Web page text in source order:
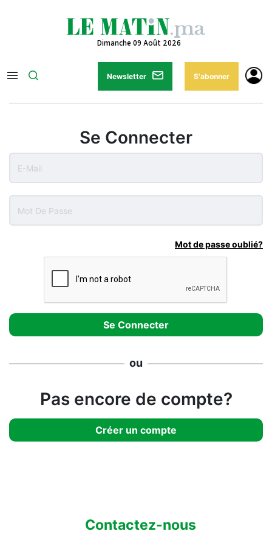
Dimanche 09 Août 2026
Newsletter S'abonner
Se Connecter
Mot de passe oublié?
ou
Pas encore de compte?
Créer un compte
Contactez-nous